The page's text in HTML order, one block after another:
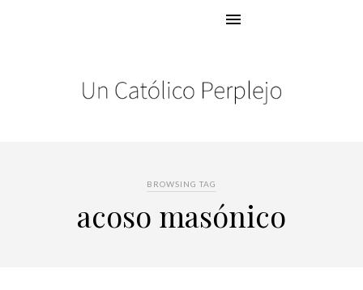
BROWSING TAG
acoso masónico